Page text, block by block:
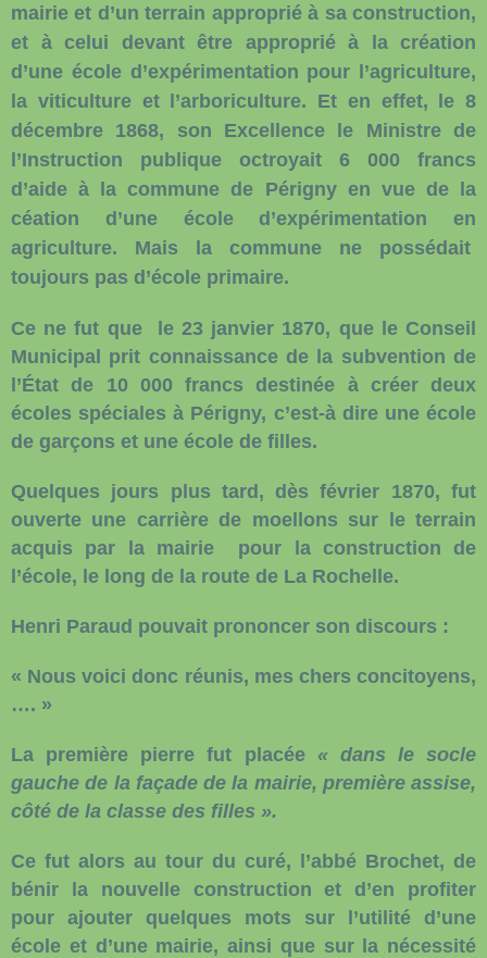
mairie et d’un terrain approprié à sa construction,
et à celui devant être approprié à la création
d’une école d’expérimentation pour l’agriculture,
la viticulture et l’arboriculture. Et en effet, le 8
décembre 1868, son Excellence le Ministre de
l’Instruction publique octroyait 6 000 francs
d’aide à la commune de Périgny en vue de la
céation d’une école d’expérimentation en
agriculture. Mais la commune ne possédait
toujours pas d’école primaire.
Ce ne fut que
le 23 janvier 1870, que le Conseil
Municipal prit connaissance de la subvention de
l’État de 10 000 francs destinée à créer deux
écoles spéciales à Périgny, c’est-à dire une école
de garçons et une école de filles.
Quelques jours plus tard, dès février 1870, fut
ouverte une carrière de moellons sur le terrain
acquis par la mairie
pour la construction de
l’école, le long de la route de La Rochelle.
Henri Paraud pouvait prononcer son discours :
« Nous voici donc réunis, mes chers concitoyens,
…. »
La première pierre fut placée « dans le socle
gauche de la façade de la mairie, première assise,
côté de la classe des filles ».
Ce fut alors au tour du curé, l’abbé Brochet, de
bénir la nouvelle construction et d’en profiter
pour ajouter quelques mots sur l’utilité d’une
école et d’une mairie, ainsi que sur la nécessité